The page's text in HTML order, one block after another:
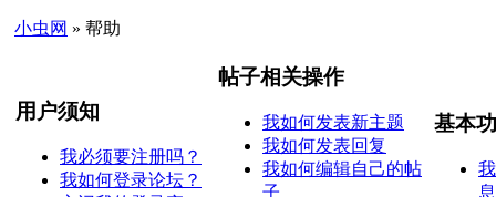
小虫网 » 帮助
用户须知
我必须要注册吗？
我如何登录论坛？
帖子相关操作
我如何发表新主题
我如何发表回复
我如何编辑自己的帖
子
基本